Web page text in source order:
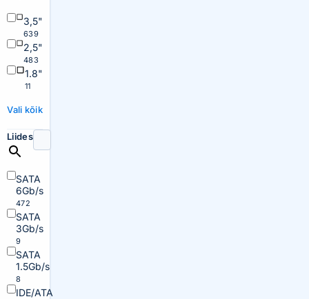
3,5"
639
2,5"
483
1.8"
11
Vali kõik
Liides
SATA
6Gb/s
472
SATA
3Gb/s
9
SATA
1.5Gb/s
8
IDE/ATA